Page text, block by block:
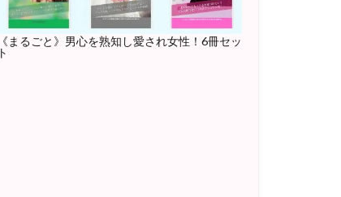
《まるごと》男心を熟知し愛され女性！6冊セッ
ト